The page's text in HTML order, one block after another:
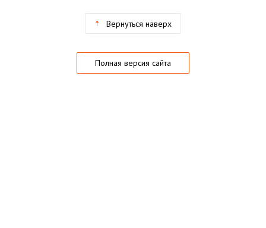
Вернуться наверх
Полная версия сайта